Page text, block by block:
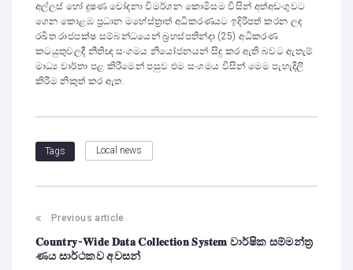
අල්ලස් හෝ දූෂණ චෝදනා විමර්ශන කොමිසම විසින් අත්අඩංගුවට
ගෙන කොළඹ ප්‍රධාන මහේස්ත්‍රාත් අධිකරණයට ඉදිරිපත් කරන ලද
රඛිත රාජපක්ෂ සම්බන්ධයෙන් බ්‍රහස්පතින්දා (25) අධිකරණ
කටයුතුවලදී නීතිඥ සංගමය නියෝජනයන් සිදු කර ඇති බවට ඇතැම්
මාධ්‍ය වාර්තා පළ කිරීමෙන් පසුව එම සංගමය විසින් මෙම පැහැදිලි
කිරීම නිකුත් කර ඇත.
Tags Local news
Previous article
𝐂𝐨𝐮𝐧𝐭𝐫𝐲-𝐖𝐢𝐝𝐞 𝐃𝐚𝐭𝐚 𝐂𝐨𝐥𝐥𝐞𝐜𝐭𝐢𝐨𝐧 𝐒𝐲𝐬𝐭𝐞𝐦 වාර්ෂික සම්මන්ත්‍ර
ණය සාර්ථකව අවසන්